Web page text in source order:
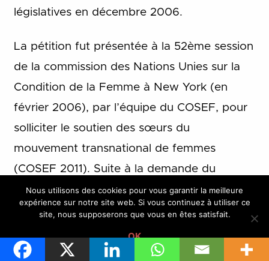
législatives en décembre 2006.
La pétition fut présentée à la 52ème session
de la commission des Nations Unies sur la
Condition de la Femme à New York (en
février 2006), par l’équipe du COSEF, pour
solliciter le soutien des sœurs du
mouvement transnational de femmes
(COSEF 2011). Suite à la demande du
COSEF, un modèle de loi est élaboré par
une équipe, composée de juristes. Il
Sidibé, Ndiaw Diouf, El Hadj Mbodj et
Nous utilisons des cookies pour vous garantir la meilleure
expérience sur notre site web. Si vous continuez à utiliser ce
site, nous supposerons que vous en êtes satisfait.
OK